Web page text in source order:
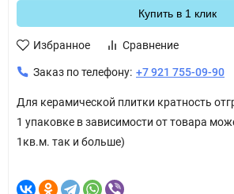
Купить в 1 клик
Избранное Сравнение
Заказ по телефону: +7 921 755-09-90
Для керамической плитки кратность
1 упаковке в зависимости от товара
1кв.м. так и больше)